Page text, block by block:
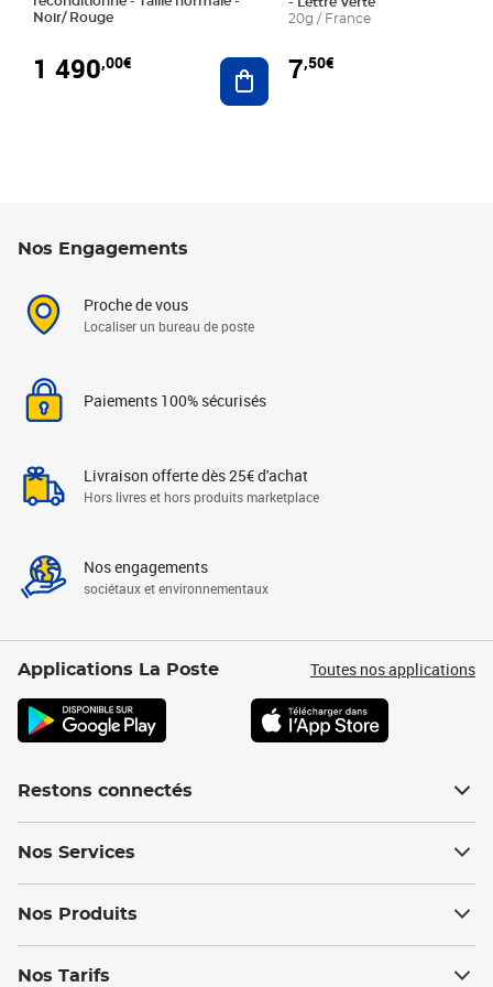
Noir/ Rouge
1 490,00€ Ajouter au panier
20g / France
7,50€
Nos Engagements
Proche de vous
Localiser un bureau de poste
Paiements 100% sécurisés
Livraison offerte dès 25€ d'achat
Hors livres et hors produits marketplace
Nos engagements
sociétaux et environnementaux
Applications La Poste Toutes nos applications
Restons connectés
Nos Services
Nos Produits
Nos Tarifs